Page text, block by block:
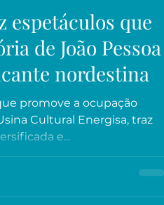
espetáculos que
de João Pessoa
nordestina
promove a ocupação
Cultural Energisa, traz
e...